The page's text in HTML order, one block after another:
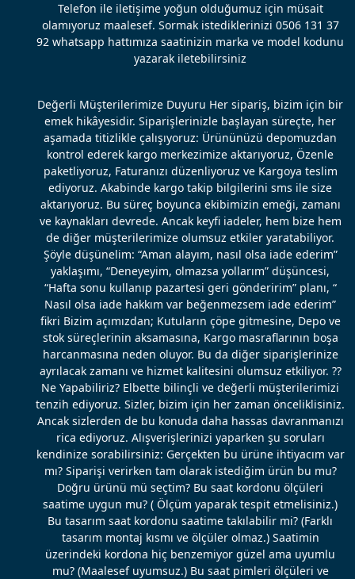
Telefon ile iletişime yoğun olduğumuz için müsait
olamıyoruz maalesef. Sormak istediklerinizi 0506 131 37
92 whatsapp hattımıza saatinizin marka ve model kodunu
yazarak iletebilirsiniz
Değerli Müşterilerimize Duyuru Her sipariş, bizim için bir
emek hikâyesidir. Siparişlerinizle başlayan süreçte, her
aşamada titizlikle çalışıyoruz: Ürününüzü depomuzdan
kontrol ederek kargo merkezimize aktarıyoruz, Özenle
paketliyoruz, Faturanızı düzenliyoruz ve Kargoya teslim
ediyoruz. Akabinde kargo takip bilgilerini sms ile size
aktarıyoruz. Bu süreç boyunca ekibimizin emeği, zamanı
ve kaynakları devrede. Ancak keyfi iadeler, hem bize hem
de diğer müşterilerimize olumsuz etkiler yaratabiliyor.
Şöyle düşünelim: “Aman alayım, nasıl olsa iade ederim”
yaklaşımı, “Deneyeyim, olmazsa yollarım” düşüncesi,
“Hafta sonu kullanıp pazartesi geri gönderirim” planı, “
Nasıl olsa iade hakkım var beğenmezsem iade ederim”
fikri Bizim açımızdan; Kutuların çöpe gitmesine, Depo ve
stok süreçlerinin aksamasına, Kargo masraflarının boşa
harcanmasına neden oluyor. Bu da diğer siparişlerinize
ayrılacak zamanı ve hizmet kalitesini olumsuz etkiliyor. ??
Ne Yapabiliriz? Elbette bilinçli ve değerli müşterilerimizi
tenzih ediyoruz. Sizler, bizim için her zaman önceliklisiniz.
Ancak sizlerden de bu konuda daha hassas davranmanızı
rica ediyoruz. Alışverişlerinizi yaparken şu soruları
kendinize sorabilirsiniz: Gerçekten bu ürüne ihtiyacım var
mı? Siparişi verirken tam olarak istediğim ürün bu mu?
Doğru ürünü mü seçtim? Bu saat kordonu ölçüleri
saatime uygun mu? ( Ölçüm yaparak tespit etmelisiniz.)
Bu tasarım saat kordonu saatime takılabilir mi? (Farklı
tasarım montaj kısmı ve ölçüler olmaz.) Saatimin
üzerindeki kordona hiç benzemiyor güzel ama uyumlu
mu? (Maalesef uyumsuz.) Bu saat pimleri ölçüleri ve